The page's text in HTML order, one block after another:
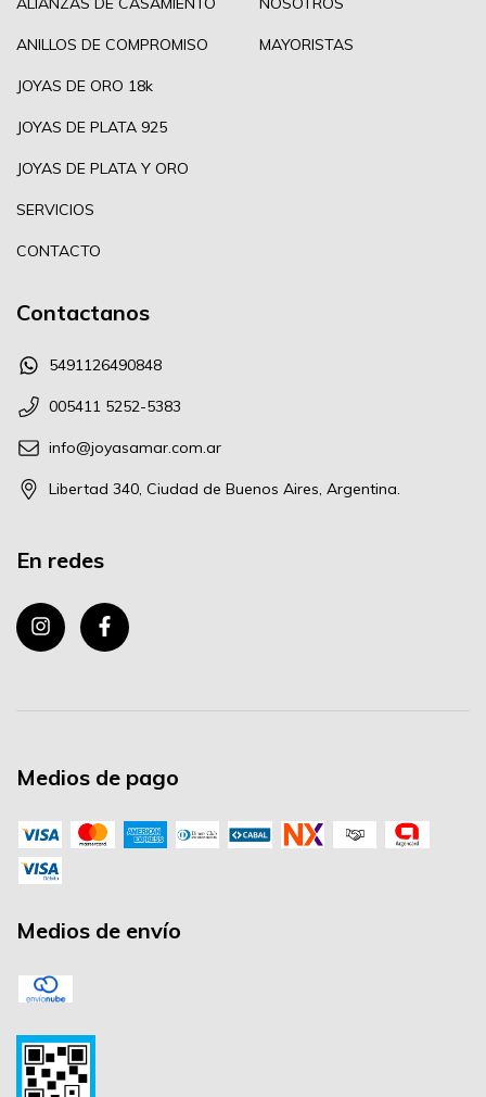
ANILLOS DE COMPROMISO
JOYAS DE ORO 18k
JOYAS DE PLATA 925
JOYAS DE PLATA Y ORO
SERVICIOS
CONTACTO
MAYORISTAS
Contactanos
5491126490848
005411 5252-5383
info@joyasamar.com.ar
Libertad 340, Ciudad de Buenos Aires, Argentina.
En redes
Medios de pago
Medios de envío